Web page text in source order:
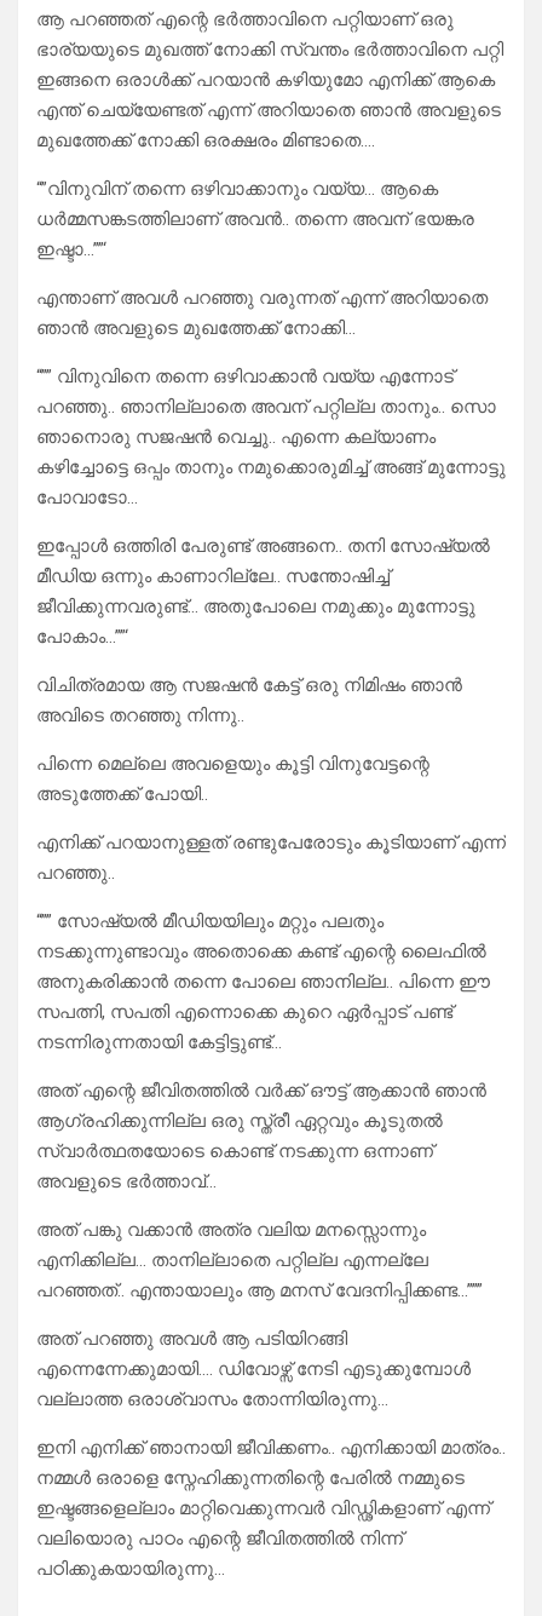
ആ പറഞ്ഞത് എന്റെ ഭർത്താവിനെ പറ്റിയാണ് ഒരു
ഭാര്യയുടെ മുഖത്ത് നോക്കി സ്വന്തം ഭർത്താവിനെ പറ്റി
ഇങ്ങനെ ഒരാൾക്ക് പറയാൻ കഴിയുമോ എനിക്ക് ആകെ
എന്ത് ചെയ്യേണ്ടത് എന്ന് അറിയാതെ ഞാൻ അവളുടെ
മുഖത്തേക്ക് നോക്കി ഒരക്ഷരം മിണ്ടാതെ….
“”വിനുവിന് തന്നെ ഒഴിവാക്കാനും വയ്യ… ആകെ
ധർമ്മസങ്കടത്തിലാണ് അവൻ.. തന്നെ അവന് ഭയങ്കര
ഇഷ്ടാ…””‘
എന്താണ് അവൾ പറഞ്ഞു വരുന്നത് എന്ന് അറിയാതെ
ഞാൻ അവളുടെ മുഖത്തേക്ക് നോക്കി…
“”” വിനുവിനെ തന്നെ ഒഴിവാക്കാൻ വയ്യ എന്നോട്
പറഞ്ഞു.. ഞാനില്ലാതെ അവന് പറ്റില്ല താനും.. സൊ
ഞാനൊരു സജഷൻ വെച്ചു.. എന്നെ കല്യാണം
കഴിച്ചോട്ടെ ഒപ്പം താനും നമുക്കൊരുമിച്ച് അങ്ങ് മുന്നോട്ടു
പോവാടോ…
ഇപ്പോൾ ഒത്തിരി പേരുണ്ട് അങ്ങനെ.. തനി സോഷ്യൽ
മീഡിയ ഒന്നും കാണാറില്ലേ.. സന്തോഷിച്ച്
ജീവിക്കുന്നവരുണ്ട്… അതുപോലെ നമുക്കും മുന്നോട്ടു
പോകാം…””‘
വിചിത്രമായ ആ സജഷൻ കേട്ട് ഒരു നിമിഷം ഞാൻ
അവിടെ തറഞ്ഞു നിന്നു..
പിന്നെ മെല്ലെ അവളെയും കൂട്ടി വിനുവേട്ടന്റെ
അടുത്തേക്ക് പോയി..
എനിക്ക് പറയാനുള്ളത് രണ്ടുപേരോടും കൂടിയാണ് എന്ന്
പറഞ്ഞു..
“”” സോഷ്യൽ മീഡിയയിലും മറ്റും പലതും
നടക്കുന്നുണ്ടാവും അതൊക്കെ കണ്ട് എന്റെ ലൈഫിൽ
അനുകരിക്കാൻ തന്നെ പോലെ ഞാനില്ല.. പിന്നെ ഈ
സപത്നി, സപതി എന്നൊക്കെ കുറെ ഏർപ്പാട് പണ്ട്
നടന്നിരുന്നതായി കേട്ടിട്ടുണ്ട്…
അത് എന്റെ ജീവിതത്തിൽ വർക്ക് ഔട്ട് ആക്കാൻ ഞാൻ
ആഗ്രഹിക്കുന്നില്ല ഒരു സ്ത്രീ ഏറ്റവും കൂടുതൽ
സ്വാർത്ഥതയോടെ കൊണ്ട് നടക്കുന്ന ഒന്നാണ്
അവളുടെ ഭർത്താവ്…
അത് പങ്കു വക്കാൻ അത്ര വലിയ മനസ്സൊന്നും
എനിക്കില്ല… താനില്ലാതെ പറ്റില്ല എന്നല്ലേ
പറഞ്ഞത്.. എന്തായാലും ആ മനസ് വേദനിപ്പിക്കണ്ട…”””
അത് പറഞ്ഞു അവൾ ആ പടിയിറങ്ങി
എന്നെന്നേക്കുമായി…. ഡിവോഴ്സ് നേടി എടുക്കുമ്പോൾ
വല്ലാത്ത ഒരാശ്വാസം തോന്നിയിരുന്നു…
ഇനി എനിക്ക് ഞാനായി ജീവിക്കണം.. എനിക്കായി മാത്രം..
നമ്മൾ ഒരാളെ സ്നേഹിക്കുന്നതിന്റെ പേരിൽ നമ്മുടെ
ഇഷ്ടങ്ങളെല്ലാം മാറ്റിവെക്കുന്നവർ വിഡ്ഢികളാണ് എന്ന്
വലിയൊരു പാഠം എന്റെ ജീവിതത്തിൽ നിന്ന്
പഠിക്കുകയായിരുന്നു…